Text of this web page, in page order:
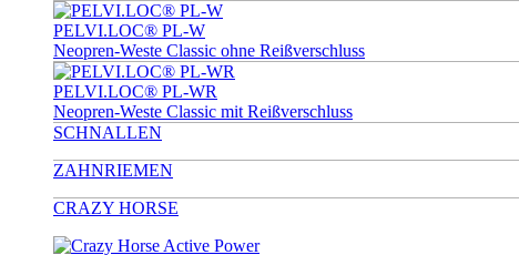
PELVI.LOC® PL-W
Neopren-Weste Classic ohne Reißverschluss
PELVI.LOC® PL-WR
Neopren-Weste Classic mit Reißverschluss
SCHNALLEN
ZAHNRIEMEN
CRAZY HORSE